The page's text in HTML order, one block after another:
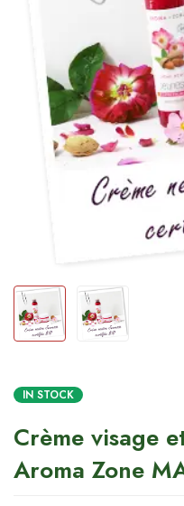
IN STOCK
Crème visage
Aroma Zone